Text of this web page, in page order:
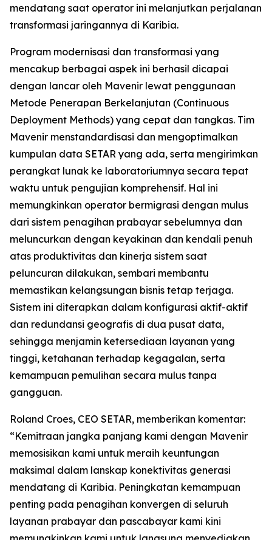
mendatang saat operator ini melanjutkan perjalanan
transformasi jaringannya di Karibia.
Program modernisasi dan transformasi yang
mencakup berbagai aspek ini berhasil dicapai
dengan lancar oleh Mavenir lewat penggunaan
Metode Penerapan Berkelanjutan (Continuous
Deployment Methods) yang cepat dan tangkas. Tim
Mavenir menstandardisasi dan mengoptimalkan
kumpulan data SETAR yang ada, serta mengirimkan
perangkat lunak ke laboratoriumnya secara tepat
waktu untuk pengujian komprehensif. Hal ini
memungkinkan operator bermigrasi dengan mulus
dari sistem penagihan prabayar sebelumnya dan
meluncurkan dengan keyakinan dan kendali penuh
atas produktivitas dan kinerja sistem saat
peluncuran dilakukan, sembari membantu
memastikan kelangsungan bisnis tetap terjaga.
Sistem ini diterapkan dalam konfigurasi aktif-aktif
dan redundansi geografis di dua pusat data,
sehingga menjamin ketersediaan layanan yang
tinggi, ketahanan terhadap kegagalan, serta
kemampuan pemulihan secara mulus tanpa
gangguan.
Roland Croes, CEO SETAR, memberikan komentar:
“Kemitraan jangka panjang kami dengan Mavenir
memosisikan kami untuk meraih keuntungan
maksimal dalam lanskap konektivitas generasi
mendatang di Karibia. Peningkatan kemampuan
penting pada penagihan konvergen di seluruh
layanan prabayar dan pascabayar kami kini